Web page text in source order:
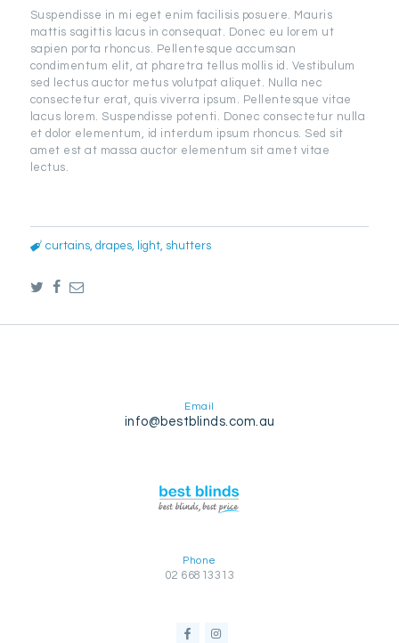
Suspendisse in mi eget enim facilisis posuere. Mauris
mattis sagittis lacus in consequat. Donec eu lorem ut
sapien porta rhoncus. Pellentesque accumsan
condimentum elit, at pharetra tellus mollis id. Vestibulum
sed lectus auctor metus volutpat aliquet. Nulla nec
consectetur erat, quis viverra ipsum. Pellentesque vitae
lacus lorem. Suspendisse potenti. Donec consectetur nulla
et dolor elementum, id interdum ipsum rhoncus. Sed sit
amet est at massa auctor elementum sit amet vitae
lectus.
curtains ,drapes light shutters
Email
info@bestblinds.com.au
Phone
02 66813313